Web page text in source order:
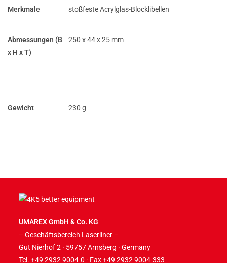
Merkmale stoßfeste Acrylglas-Blocklibellen
Abmessungen (B
x H x T)
250 x 44 x 25 mm
Gewicht 230 g
UMAREX GmbH & Co. KG
– Geschäftsbereich Laserliner –
Gut Nierhof 2 · 59757 Arnsberg · Germany
Tel. +49 2932 9004-0 · Fax +49 2932 9004-333